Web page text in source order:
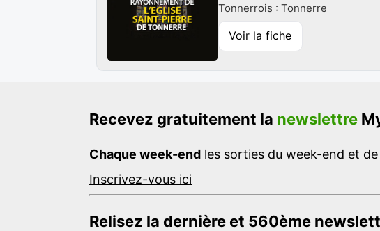
Tonnerrois : Tonnerre
Voir la fiche
Recevez gratuitement la newslettre
Chaque week-end les sorties du week-end et
Inscrivez-vous ici
Relisez la dernière et 560ème